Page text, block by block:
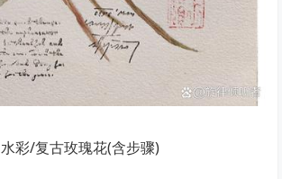
水彩/复古玫瑰花(含步骤)